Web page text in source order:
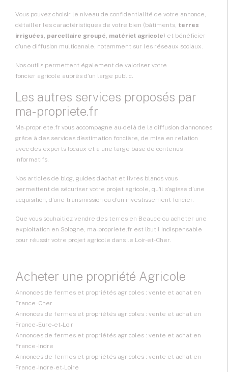
Vous pouvez choisir le niveau de confidentialité de votre annonce,
détailler les caractéristiques de votre bien (bâtiments, terres
irriguées, parcellaire groupé, matériel agricole) et bénéficier
d’une diffusion multicanale, notamment sur les réseaux sociaux.
Nos outils permettent également de valoriser votre
foncier agricole auprès d’un large public.
Les autres services proposés par
ma-propriete.fr
Ma-propriete.fr vous accompagne au-delà de la diffusion d’annonces
grâce à des services d’estimation foncière, de mise en relation
avec des experts locaux et à une large base de contenus
informatifs.
Nos articles de blog, guides d’achat et livres blancs vous
permettent de sécuriser votre projet agricole, qu’il s’agisse d’une
acquisition, d’une transmission ou d’un investissement foncier.
Que vous souhaitiez vendre des terres en Beauce ou acheter une
exploitation en Sologne, ma-propriete.fr est l’outil indispensable
pour réussir votre projet agricole dans le Loir-et-Cher.
Acheter une propriété Agricole
Annonces de fermes et propriétés agricoles : vente et achat en
France - Cher
Annonces de fermes et propriétés agricoles : vente et achat en
France - Eure-et-Loir
Annonces de fermes et propriétés agricoles : vente et achat en
France - Indre
Annonces de fermes et propriétés agricoles : vente et achat en
France - Indre-et-Loire